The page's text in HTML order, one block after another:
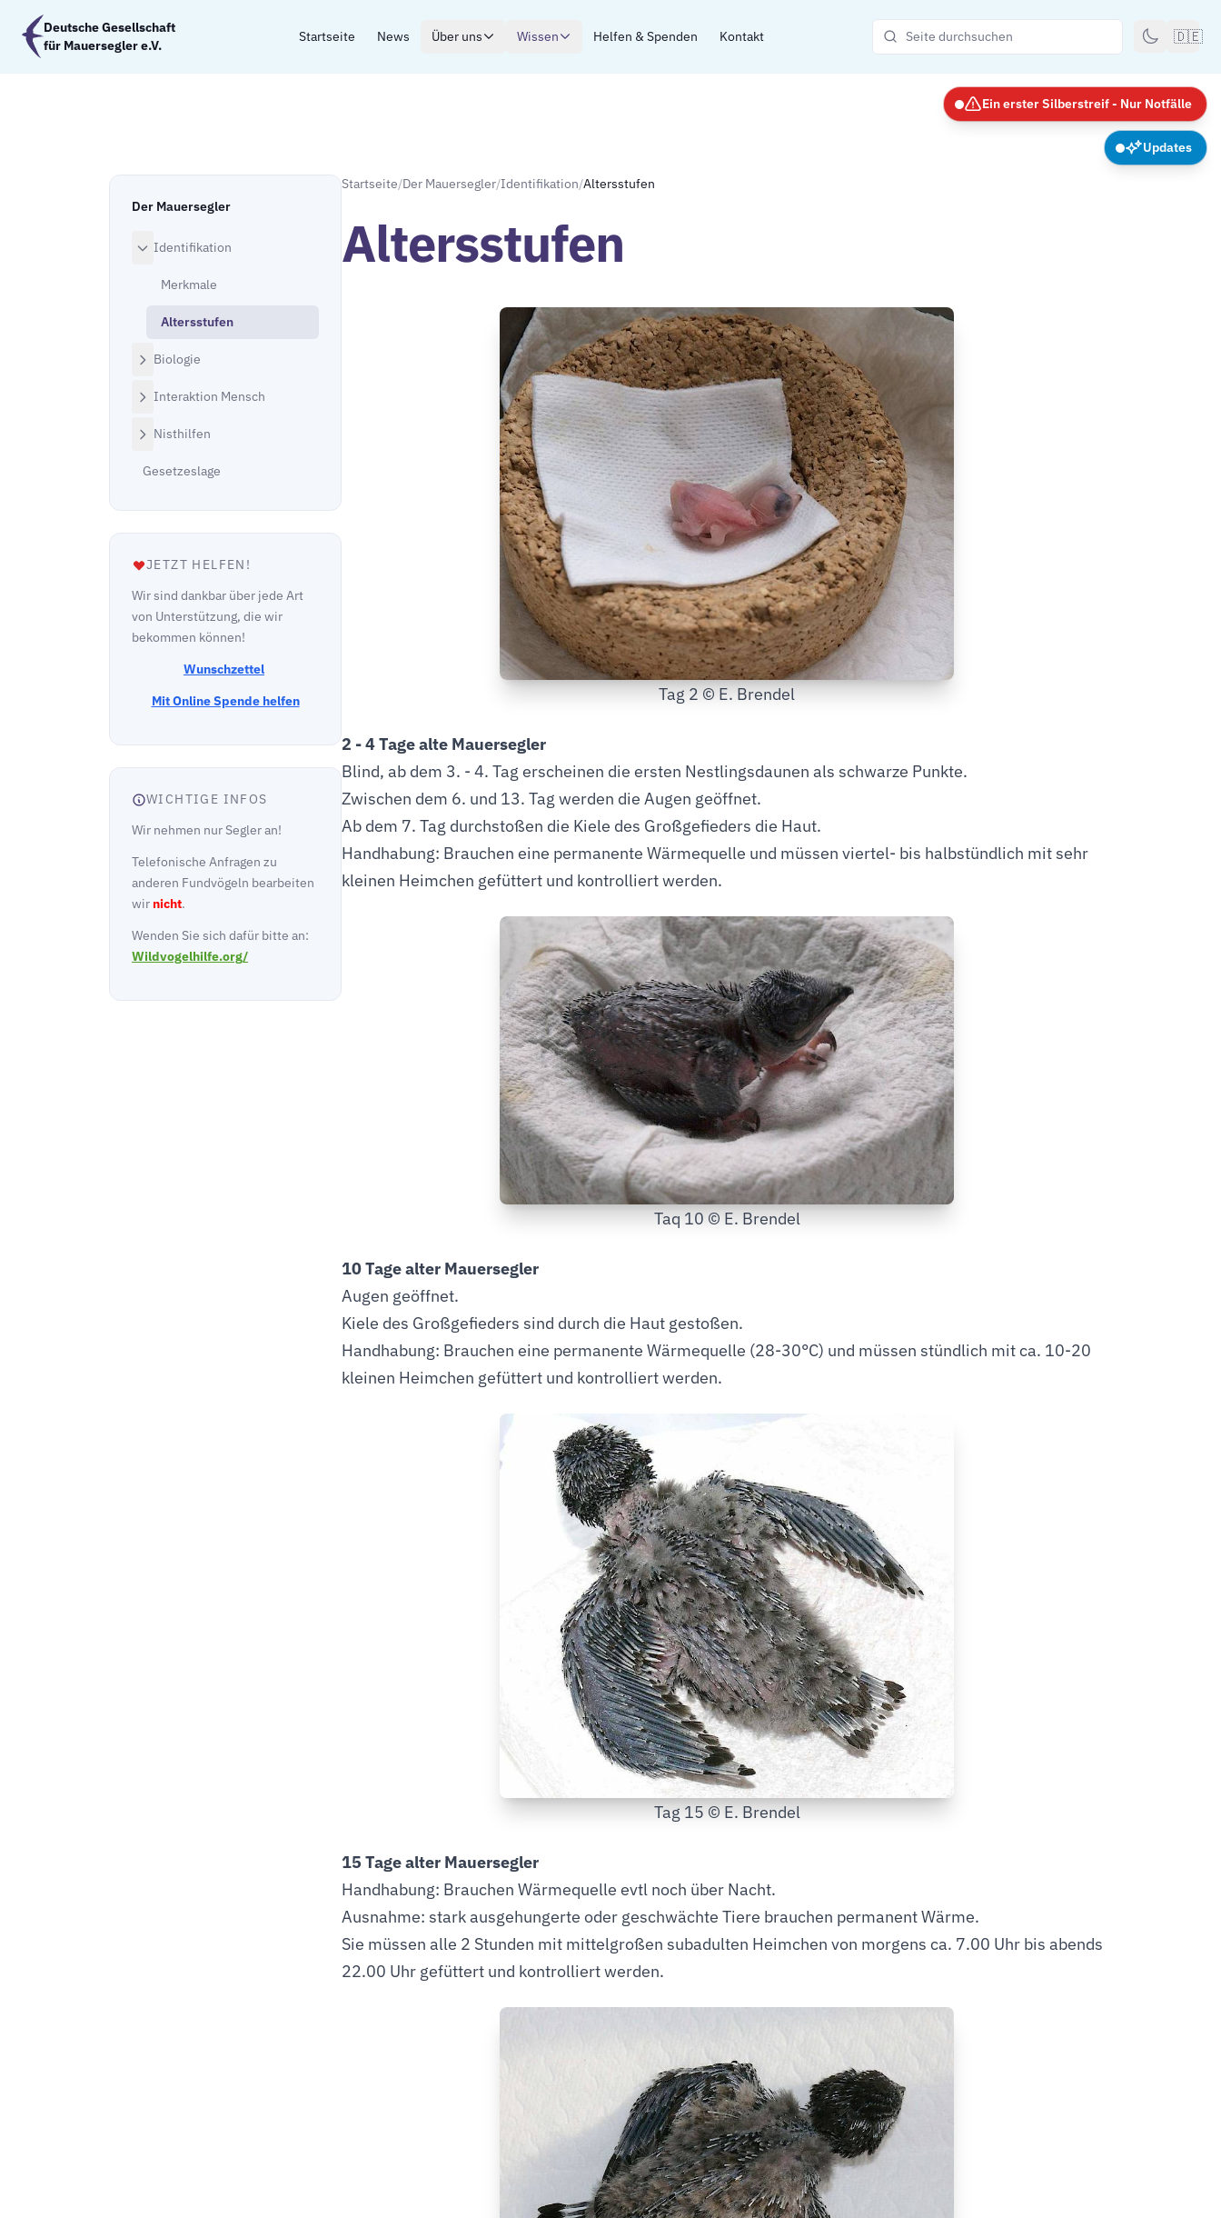
Zum Hauptinhalt springen
Deutsche Gesellschaft
für Mauersegler e.V.
Startseite News Über uns Wissen Helfen & Spenden Kontakt 🇩🇪
Der Mauersegler
Identifikation
Merkmale
Altersstufen
Biologie
Interaktion Mensch
Nisthilfen
Gesetzeslage
JETZT HELFEN!
Wir sind dankbar über jede Art
von Unterstützung, die wir
bekommen können!
Wunschzettel
Mit Online Spende helfen
WICHTIGE INFOS
Wir nehmen nur Segler an!
Telefonische Anfragen zu
anderen Fundvögeln bearbeiten
wir nicht.
Wenden Sie sich dafür bitte an:
Wildvogelhilfe.org/
Startseite/Der Mauersegler/Identifikation/Altersstufen
Altersstufen
Tag 2 © E. Brendel
2 - 4 Tage alte Mauersegler
Blind, ab dem 3. - 4. Tag erscheinen die ersten Nestlingsdaunen als schwarze Punkte.
Zwischen dem 6. und 13. Tag werden die Augen geöffnet.
Ab dem 7. Tag durchstoßen die Kiele des Großgefieders die Haut.
Handhabung: Brauchen eine permanente Wärmequelle und müssen viertel- bis halbstündlich mit sehr
kleinen Heimchen gefüttert und kontrolliert werden.
Taq 10 © E. Brendel
10 Tage alter Mauersegler
Augen geöffnet.
Kiele des Großgefieders sind durch die Haut gestoßen.
Handhabung: Brauchen eine permanente Wärmequelle (28-30°C) und müssen stündlich mit ca. 10-20
kleinen Heimchen gefüttert und kontrolliert werden.
Tag 15 © E. Brendel
15 Tage alter Mauersegler
Handhabung: Brauchen Wärmequelle evtl noch über Nacht.
Ausnahme: stark ausgehungerte oder geschwächte Tiere brauchen permanent Wärme.
Sie müssen alle 2 Stunden mit mittelgroßen subadulten Heimchen von morgens ca. 7.00 Uhr bis abends
22.00 Uhr gefüttert und kontrolliert werden.
Ein erster Silberstreif - Nur Notfälle
Updates